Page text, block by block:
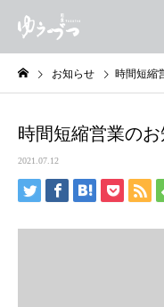
お知らせ 時間短縮
時間短縮営業の
2021.07.12